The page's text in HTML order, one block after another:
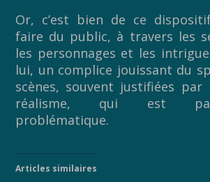
Or, c’est bien de ce
faire du public, à travers les
les personnages et les
lui, un complice jouissant du
scènes, souvent justifiées
réalisme, qui est
problématique.
Articles similaires